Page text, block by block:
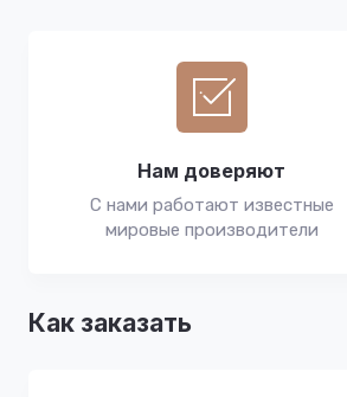
Нам доверяют
С нами работают известные
мировые производители
Как заказать